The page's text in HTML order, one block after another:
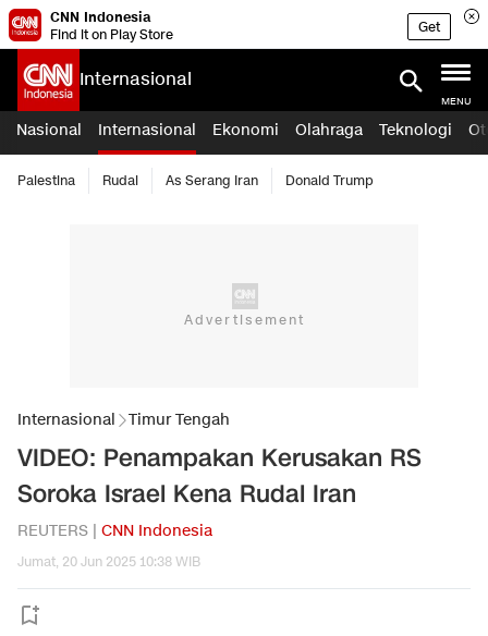
CNN Indonesia
Find it on Play Store
Get
Internasional
MENU
Nasional Internasional Ekonomi Olahraga Teknologi
Palestina Rudal As Serang Iran Donald Trump
Internasional Timur Tengah
VIDEO: Penampakan Kerusakan RS
Soroka Israel Kena Rudal Iran
REUTERS | CNN Indonesia
Jumat, 20 Jun 2025 10:38 WIB